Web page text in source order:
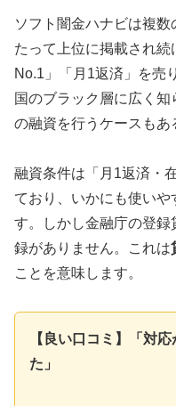
ソフト闇金ハナビは複
たって上位に掲載され続
No.1」「月1返済」を売
国のブラック層に広く
の融資を行うケースもあ
融資条件は「月1返済・
ており、いかにも使いや
す。しかし金融庁の登
録がありません。これは
ことを意味します。
【良い口コミ】「対
た」